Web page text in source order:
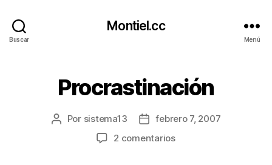
Buscar
Montiel.cc
Menú
Procrastinación
Autor
Por sistema13
Fecha
de
febrero 7, 2007
2 comentariosen